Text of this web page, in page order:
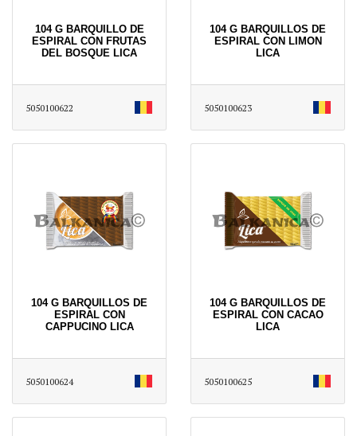
104 G BARQUILLO DE
ESPIRAL CON FRUTAS
DEL BOSQUE LICA
5050100622
104 G BARQUILLOS DE
ESPIRAL CON LIMON
LICA
5050100623
104 G BARQUILLOS DE
ESPIRAL CON
CAPPUCINO LICA
5050100624
104 G BARQUILLOS DE
ESPIRAL CON CACAO
LICA
5050100625